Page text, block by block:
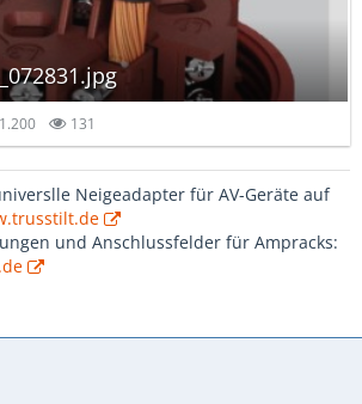
131
Neigeadapter für AV-Geräte auf
und Anschlussfelder für Ampracks: